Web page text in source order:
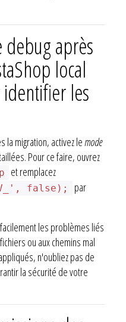
après
local
les
la migration, activez le mode
Pour ce faire, ouvrez
et remplacez
false); par
les problèmes liés
ou aux chemins mal
n'oubliez pas de
la sécurité de votre